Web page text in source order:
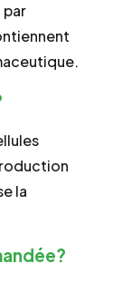
par
la